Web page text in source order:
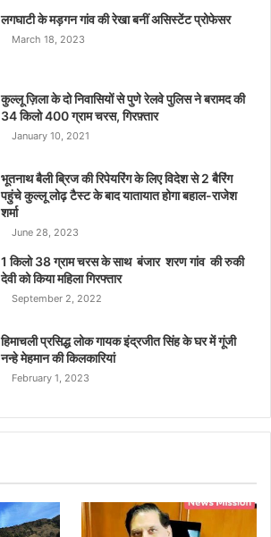
लगघाटी के मड़गन गांव की रेखा बनीं असिस्टेंट प्रोफेसर
March 18, 2023
कुल्लू ज़िला के दो निवासियों से पुणे रेलवे पुलिस ने बरामद की
34 किलो 400 ग्राम चरस, गिरफ़्तार
January 10, 2021
भूतनाथ बैली ब्रिज की रिपेयरिंग के लिए विदेश से 2 बैरिंग
पहुंचे कुल्लू लोढ़ टैस्ट के बाद यातायात होगा बहाल-राजेश
शर्मा
June 28, 2023
1 किलो 38 ग्राम चरस के साथ बंजार शरण गांव की रुकी
देवी को किया महिला गिरफ्तार
September 2, 2022
हिमाचली प्रसिद्ध लोक गायक इंद्रजीत सिंह के घर में गूंजी
नन्हे मेहमान की किलकारियां
February 1, 2023